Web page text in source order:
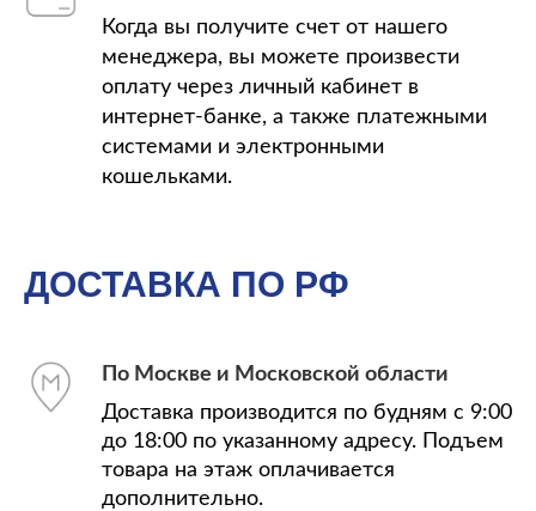
Когда вы получите счет от нашего
менеджера, вы можете произвести
оплату через личный кабинет в
интернет-банке, а также платежными
системами и электронными
кошельками.
ДОСТАВКА ПО РФ
По Москве и Московской области
Доставка производится по будням с 9:00
до 18:00 по указанному адресу. Подъем
товара на этаж оплачивается
дополнительно.